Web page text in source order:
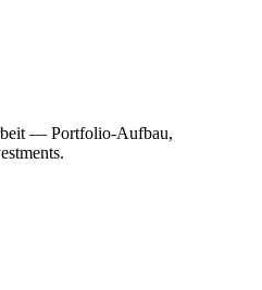
— Portfolio-Aufbau,